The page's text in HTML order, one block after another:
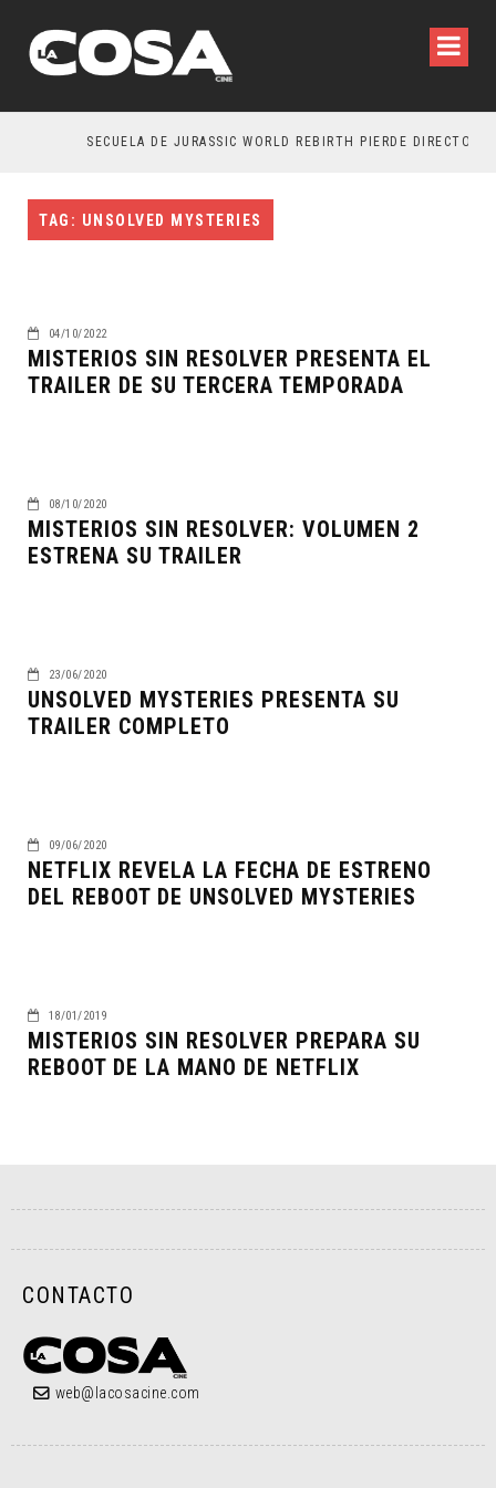
SECUELA DE JURASSIC WORLD REBIRTH PIERDE DIRECTOR
TAG: UNSOLVED MYSTERIES
04/10/2022
MISTERIOS SIN RESOLVER PRESENTA EL
TRAILER DE SU TERCERA TEMPORADA
08/10/2020
MISTERIOS SIN RESOLVER: VOLUMEN 2
ESTRENA SU TRAILER
23/06/2020
UNSOLVED MYSTERIES PRESENTA SU
TRAILER COMPLETO
09/06/2020
NETFLIX REVELA LA FECHA DE ESTRENO
DEL REBOOT DE UNSOLVED MYSTERIES
18/01/2019
MISTERIOS SIN RESOLVER PREPARA SU
REBOOT DE LA MANO DE NETFLIX
CONTACTO
web@lacosacine.com